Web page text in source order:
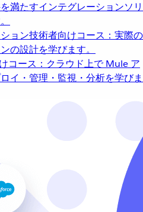
満たすインテグレーションソリ
ョン技術者向けコース：実際の
の設計を学びます。
コース：クラウド上で Mule ア
イ・管理・監視・分析を学びま